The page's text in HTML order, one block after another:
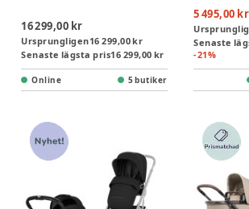
16 299,00 kr
Ursprungligen16 299,00 kr
Senaste lägsta pris16 299,00 kr
Online 5 butiker
5 495,00 kr
Senaste
-21%